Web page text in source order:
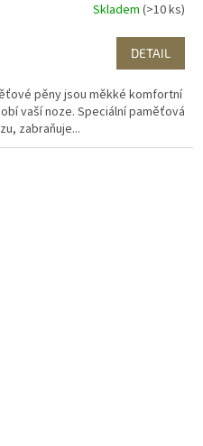
Skladem (>10 ks)
DETAIL
pěny jsou měkké komfortní
vaší noze. Speciální paměťová
zabraňuje...